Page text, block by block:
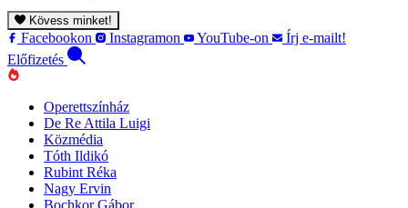
Kövess minket!
Facebookon Instagramon YouTube-on
Írj e-mailt!
Előfizetés
Operettszínház
De Re Attila Luigi
Közmédia
Tóth Ildikó
Rubint Réka
Nagy Ervin
Bochkor Gábor